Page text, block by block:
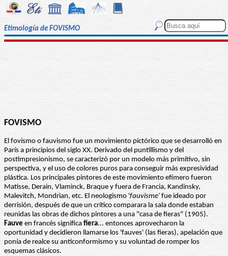
Etimología de FOVISMO
FOVISMO
El fovismo o fauvismo fue un movimiento pictórico que se desarrolló en
París a principios del siglo XX. Derivado del puntillismo y del
postimpresionismo, se caracterizó por un modelo más primitivo, sin
perspectiva, y el uso de colores puros para conseguir más expresividad
plástica. Los principales pintores de este movimiento efímero fueron
Matisse, Derain, Vlaminck, Braque y fuera de Francia, Kandinsky,
Malevitch, Mondrian, etc. El neologismo 'fauvisme' fue ideado por
derrisión, después de que un crítico comparara la sala donde estaban
reunidas las obras de dichos pintores a una "casa de fieras" (1905).
Fauve en francés significa fiera... entonces aprovecharon la
oportunidad y decidieron llamarse los 'fauves' (las fieras), apelación que
ponía de realce su anticonformismo y su voluntad de romper los
esquemas clásicos.